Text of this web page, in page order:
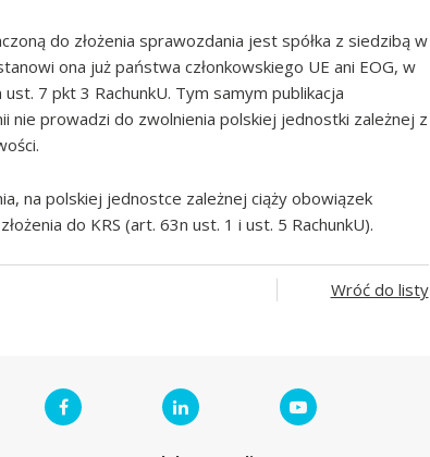
do złożenia sprawozdania jest spółka z siedzibą w
ona już państwa członkowskiego UE ani EOG, w
7 pkt 3 RachunkU. Tym samym publikacja
prowadzi do zwolnienia polskiej jednostki zależnej z
na polskiej jednostce zależnej ciąży obowiązek
do KRS (art. 63n ust. 1 i ust. 5 RachunkU).
Wróć do listy